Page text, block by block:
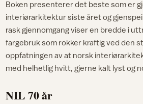
Boken presenterer det beste som er
interiørarkitektur siste året og
rask gjennomgang viser en bredde i
fargebruk som rokker kraftig ved den
oppfatningen av at norsk
med helhetlig hvitt, gjerne kalt lyst og
NIL 70 år